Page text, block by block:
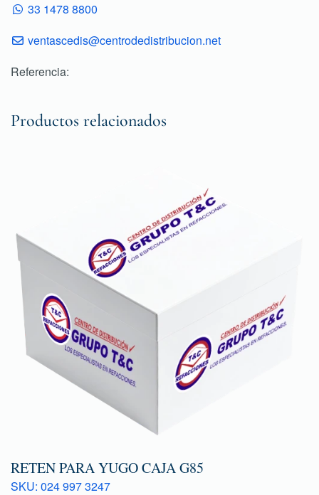
33 1478 8800
ventascedis@centrodedistribucion.net
Referencia:
Productos relacionados
RETEN PARA YUGO CAJA G85
SKU: 024 997 3247